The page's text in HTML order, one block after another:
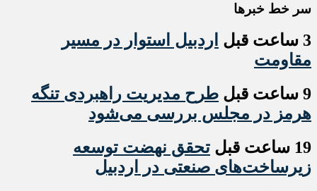
سر خط خبرها
3 ساعت قبل
اردبیل استوار در مسیر
مقاومت
9 ساعت قبل
طرح مدیریت راهبردی تنگه
هرمز در مجلس بررسی می‌شود
19 ساعت قبل
تحقق نهضت توسعه
زیرساخت‌های صنعتی در اردبیل